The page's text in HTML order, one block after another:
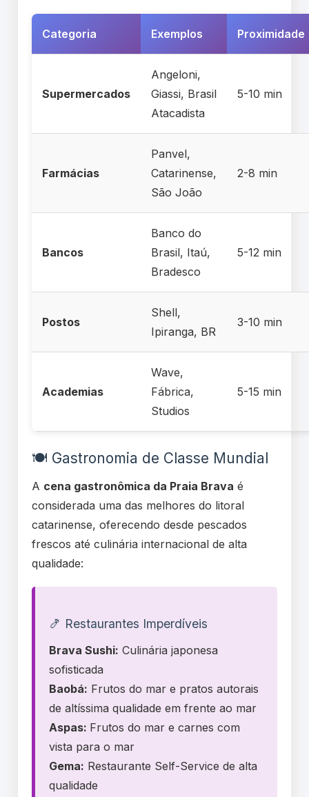
Categoria Exemplos Proximidade
Supermercados
Angeloni,
Giassi, Brasil
Atacadista
5-10 min
Farmácias
Panvel,
Catarinense,
São João
2-8 min
Bancos
Banco do
Brasil, Itaú,
Bradesco
5-12 min
Postos
Shell,
Ipiranga, BR
3-10 min
Academias
Wave,
Fábrica,
Studios
5-15 min
🍽️ Gastronomia de Classe Mundial
A cena gastronômica da Praia Brava é
considerada uma das melhores do litoral
catarinense, oferecendo desde pescados
frescos até culinária internacional de alta
qualidade:
🍤 Restaurantes Imperdíveis
Brava Sushi: Culinária japonesa
sofisticada
Baobá: Frutos do mar e pratos autorais
de altíssima qualidade em frente ao mar
Aspas: Frutos do mar e carnes com
vista para o mar
Gema: Restaurante Self-Service de alta
qualidade